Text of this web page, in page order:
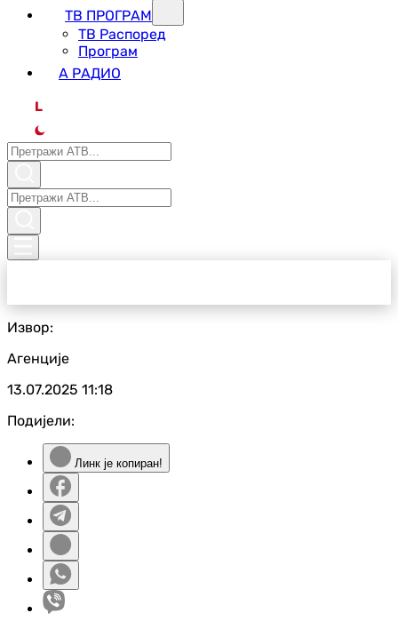
ТВ ПРОГРАМ
ТВ Распоред
Програм
А РАДИО
L
Извор:
Агенције
13.07.2025 11:18
Подијели:
Линк је копиран!